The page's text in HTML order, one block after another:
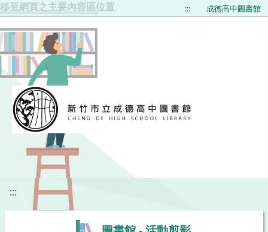
移至網頁之主要內容區位置 ::: 成德高中圖書館
:::